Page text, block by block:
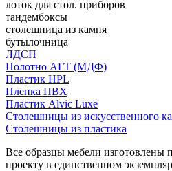
лоток для стол. приборов
тандембоксы
столешница из камня
бутылочница
ЛДСП
Полотно АГТ (МДФ)
Пластик HPL
Пленка ПВХ
Пластик Alvic Luxe
Столешницы из искусственного
Столешницы из пластика
Все образцы мебели изготовлены
проекту в единственном